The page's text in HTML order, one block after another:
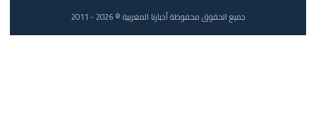
جميع الحقوق محفوظة أخبارنا المغربية © 2026 - 2011